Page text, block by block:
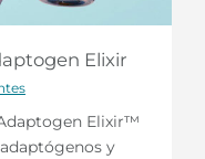
Elixir
Elixir™
y